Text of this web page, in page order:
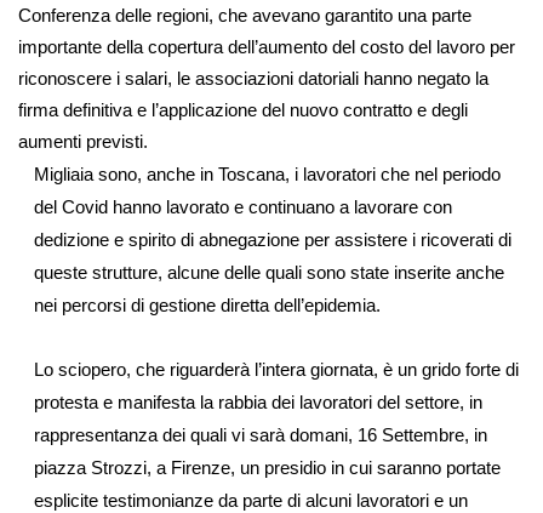
Conferenza delle regioni, che avevano garantito una parte
importante della copertura dell’aumento del costo del lavoro per
riconoscere i salari, le associazioni datoriali hanno negato la
firma definitiva e l’applicazione del nuovo contratto e degli
aumenti previsti.
Migliaia sono, anche in Toscana, i lavoratori che nel periodo
del Covid hanno lavorato e continuano a lavorare con
dedizione e spirito di abnegazione per assistere i ricoverati di
queste strutture, alcune delle quali sono state inserite anche
nei percorsi di gestione diretta dell’epidemia.
Lo sciopero, che riguarderà l’intera giornata, è un grido forte di
protesta e manifesta la rabbia dei lavoratori del settore, in
rappresentanza dei quali vi sarà domani, 16 Settembre, in
piazza Strozzi, a Firenze, un presidio in cui saranno portate
esplicite testimonianze da parte di alcuni lavoratori e un